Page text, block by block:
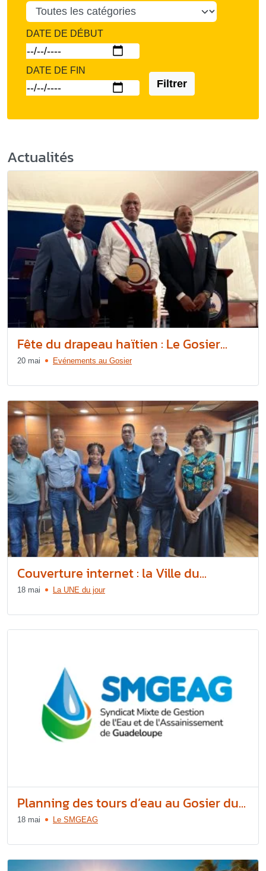
DATE DE DÉBUT
DATE DE FIN
Filtrer
Actualités
Fête du drapeau haïtien : Le Gosier...
20 mai Evénements au Gosier
Couverture internet : la Ville du...
18 mai La UNE du jour
Planning des tours d’eau au Gosier du...
18 mai Le SMGEAG